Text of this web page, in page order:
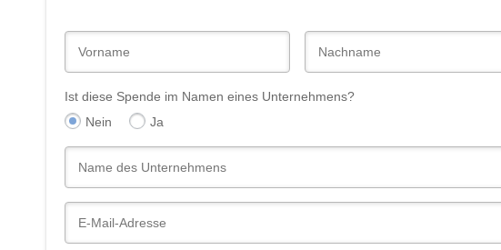
Ist diese Spende im Namen eines Unternehmens?
Nein
Ja